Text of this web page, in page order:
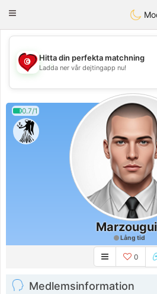
Tunisia
Toggle
💖
💕
Hitta din perfekta matchning
Ladda ner vår dejtingapp nu!
0.7/1
Lång tid
0
Medlemsinformation